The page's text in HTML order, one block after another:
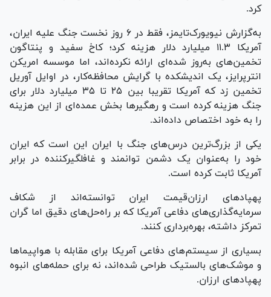
کرد.
به‌گزارش نیویورک‌تایمز، فقط در ۶ روز نخست جنگ علیه ایران،
آمریکا ۱۱.۳ میلیارد دلار هزینه کرد؛ کاخ سفید و پنتاگون
تخمین‌های به‌روز شده‌ای ارائه نکرده‌اند، اما موسسه امریکن
انترپرایز، یک اندیشکده با گرایش محافظه‌کار، در اوایل آوریل
تخمین زد که آمریکا تقریبا بین ۲۵ تا ۳۵ میلیارد دلار برای
جنگ هزینه کرده است و رهگیرها بخش عمده‌ای از این هزینه
را به خود اختصاص داده‌اند.
یکی از بزرگ‌ترین درس‌های جنگ با ایران این است که ایران
خود را به‌عنوان یک دشمن توانمند و غافلگیرکننده در برابر
آمریکا ثابت کرده است.
پهپادهای ارزان‌قیمت ایران توانسته‌اند از شکاف
سرمایه‌گذاری‌های دفاعی آمریکا که بر راه‌حل‌های دقیق اما گران
تمرکز داشته، بهره‌برداری کنند.
بسیاری از سیستم‌های دفاعی آمریکا برای مقابله با هواپیماها
و موشک‌های بالستیک طراحی شده‌اند، نه برای حمله‌های انبوه
پهپادهای ارزان.